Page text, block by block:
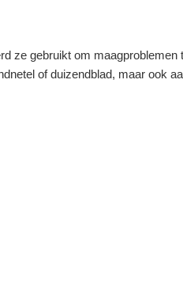
ze gebruikt om maagproblemen
of duizendblad, maar ook